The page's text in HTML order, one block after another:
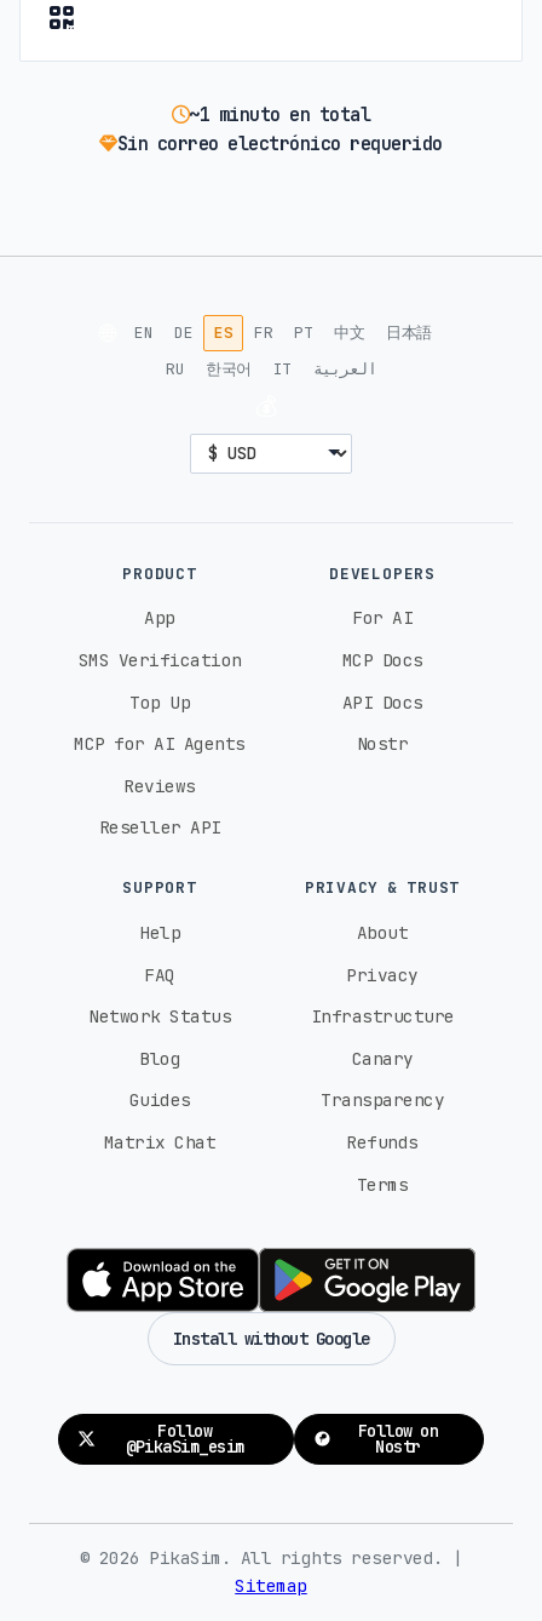
~1 minuto en total
Sin correo electrónico requerido
EN DE ES FR PT 中文
日本語
RU
한국어 IT العربية
PRODUCT
App
SMS Verification
Top Up
MCP for AI Agents
Reviews
Reseller API
DEVELOPERS
For AI
MCP Docs
API Docs
Nostr
SUPPORT
Help
FAQ
Network Status
Blog
Guides
Matrix Chat
PRIVACY & TRUST
About
Privacy
Infrastructure
Canary
Transparency
Refunds
Terms
Install without Google
Follow
@PikaSim_esim
Follow on
Nostr
© 2026 PikaSim. All rights reserved. |
Sitemap